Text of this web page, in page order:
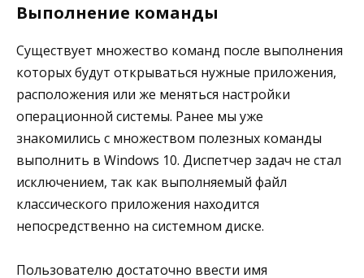
Выполнение команды
Существует множество команд после выполнения
которых будут открываться нужные приложения,
расположения или же меняться настройки
операционной системы. Ранее мы уже
знакомились с множеством полезных команды
выполнить в Windows 10. Диспетчер задач не стал
исключением, так как выполняемый файл
классического приложения находится
непосредственно на системном диске.
Пользователю достаточно ввести имя